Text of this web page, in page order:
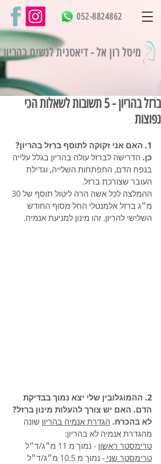
052-8824862
מיטל רון אל -דיאטנית לנשים בהריון
ברזל בהריון - 5 תשובות לשאלות הכי
נפוצות
1. האם אני זקוקה לתוסף ברזל בהריון?
כן. הדרישה לברזל עולה בהריון בגלל עלייה
בנפח הדם, התפתחות השלייה, וגדילת
העובר שצורכת ברזל.
מ״ג ברזל אלמנטלי החל מסוף החודש
השלישי להריון. זהו מינון למניעת אנמיה.
2. ההמוגלובין שלי יצא נמוך בבדיקת
הדם. האם יש צורך להעלות מינון ברזל?
לא בהכרח. הגדרת אנמיה בהריון שונה
מהגדרת אנמיה לא בהריון:
טרימסטר ראשון - נמוך מ 11 מ״ג/ד״ל
טרימסטר שני - נמוך מ 10.5 מ״ג/ד״ל